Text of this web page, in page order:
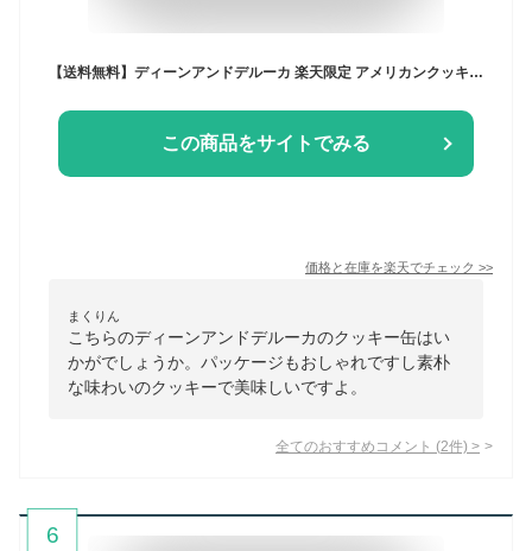
【送料無料】ディーンアンドデルーカ 楽天限定 アメリカンクッキー缶＆コーヒーギフト 11種45個入り DEAN&DELUCAクッキー缶 詰め合わせ 季節のご挨拶 スイーツ お菓子 洋菓子 焼き菓子 御礼 おしゃれ お中元 父の日 母の日
この商品をサイトでみる
価格と在庫を楽天でチェック >>
まくりん
こちらのディーンアンドデルーカのクッキー缶はい
かがでしょうか。パッケージもおしゃれですし素朴
な味わいのクッキーで美味しいですよ。
全てのおすすめコメント (2件) >
6